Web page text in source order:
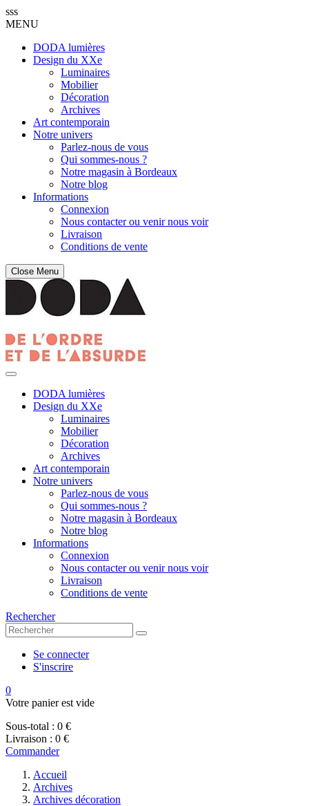
sss
MENU
DODA lumières
Design du XXe
Luminaires
Mobilier
Décoration
Archives
Art contemporain
Notre univers
Parlez-nous de vous
Qui sommes-nous ?
Notre magasin à Bordeaux
Notre blog
Informations
Connexion
Nous contacter ou venir nous voir
Livraison
Conditions de vente
Close Menu
DODA lumières
Design du XXe
Luminaires
Mobilier
Décoration
Archives
Art contemporain
Notre univers
Parlez-nous de vous
Qui sommes-nous ?
Notre magasin à Bordeaux
Notre blog
Informations
Connexion
Nous contacter ou venir nous voir
Livraison
Conditions de vente
Rechercher
Se connecter
S'inscrire
0
Votre panier est vide
Sous-total : 0 €
Livraison : 0 €
Commander
Accueil
Archives
Archives décoration